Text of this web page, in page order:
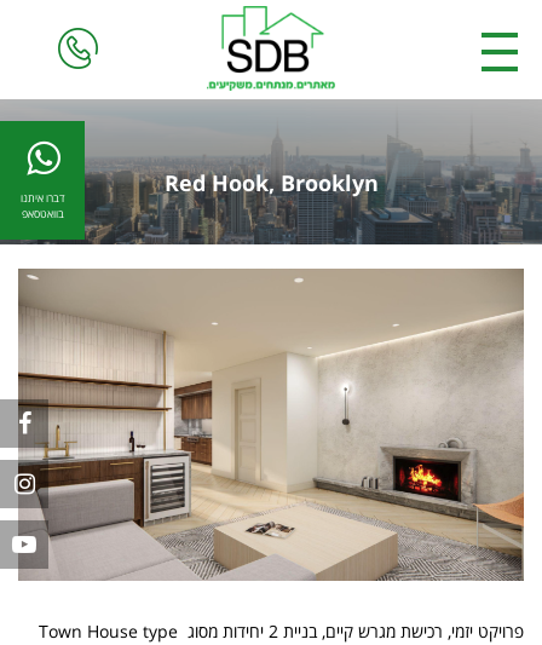
דברו איתנו
בוואטסאפ
Red Hook, Brooklyn
פרויקט יזמי, רכישת מגרש קיים, בניית 2 יחידות מסוג Town House type